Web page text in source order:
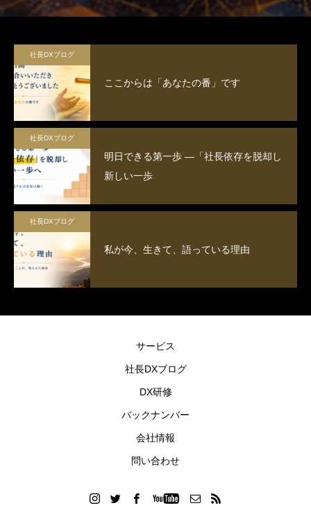
社長DXブログ
ここからは「あなたの番」です
社長DXブログ
明日できる第一歩 ―「社長依存を脱却し
新しい一歩
社長DXブログ
私が今、生きて、語っている理由
サービス
社長DXブログ
DX研修
バックナンバー
会社情報
問い合わせ